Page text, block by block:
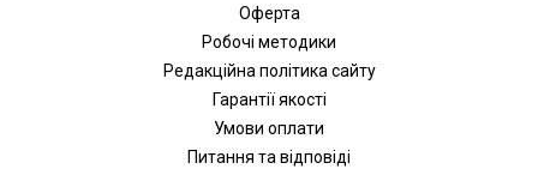
Оферта
Робочі методики
Редакційна політика сайту
Гарантії якості
Умови оплати
Питання та відповіді